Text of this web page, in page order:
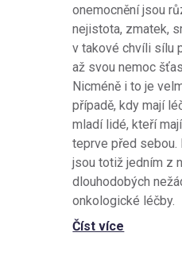
onemocnění jsou
nejistota, zmatek,
v takové chvíli sílu
až svou nemoc
Nicméně i to je
případě, kdy mají
mladí lidé, kteří
teprve před
jsou totiž jedním z
dlouhodobých
onkologické léčby.
Číst více